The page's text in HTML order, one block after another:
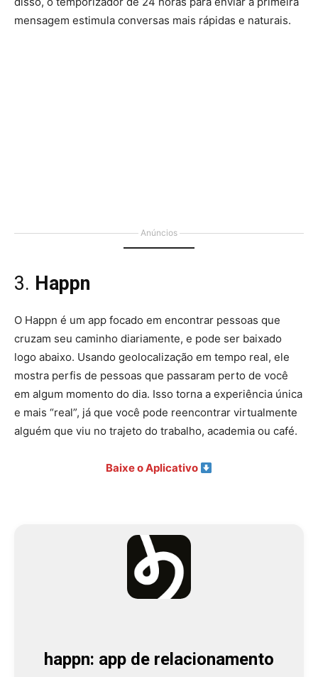
mensagem estimula conversas mais rápidas e naturais.
Anúncios
3. Happn
O Happn é um app focado em encontrar pessoas que
cruzam seu caminho diariamente, e pode ser baixado
logo abaixo. Usando geolocalização em tempo real, ele
mostra perfis de pessoas que passaram perto de você
em algum momento do dia. Isso torna a experiência única
e mais “real”, já que você pode reencontrar virtualmente
alguém que viu no trajeto do trabalho, academia ou café.
Baixe o Aplicativo
happn: app de relacionamento